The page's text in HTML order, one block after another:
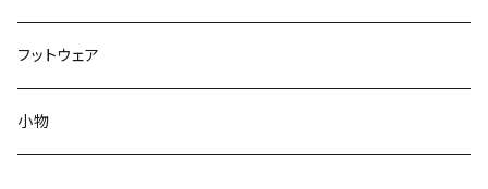
フットウェア
小物